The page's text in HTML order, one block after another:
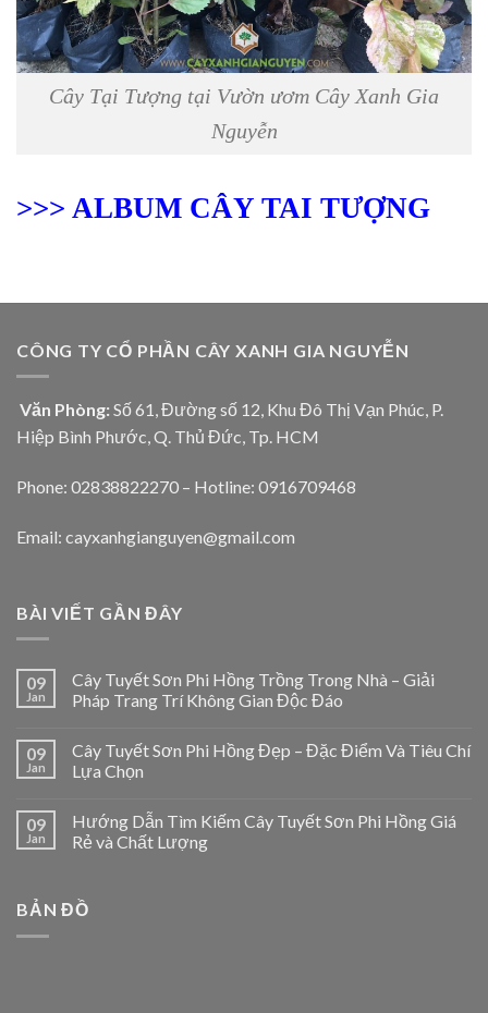
Cây Tại Tượng tại Vườn ươm Cây Xanh Gia
Nguyễn
>>> ALBUM CÂY TAI TƯỢNG
CÔNG TY CỔ PHẦN CÂY XANH GIA NGUYỄN
Văn Phòng: Số 61, Đường số 12, Khu Đô Thị Vạn Phúc, P.
Hiệp Bình Phước, Q. Thủ Đức, Tp. HCM
Phone: 02838822270 – Hotline: 0916709468
Email: cayxanhgianguyen@gmail.com
BÀI VIẾT GẦN ĐÂY
09
Jan
Cây Tuyết Sơn Phi Hồng Trồng Trong Nhà – Giải
Pháp Trang Trí Không Gian Độc Đáo
09
Jan
Cây Tuyết Sơn Phi Hồng Đẹp – Đặc Điểm Và Tiêu Chí
Lựa Chọn
09
Jan
Hướng Dẫn Tìm Kiếm Cây Tuyết Sơn Phi Hồng Giá
Rẻ và Chất Lượng
BẢN ĐỒ